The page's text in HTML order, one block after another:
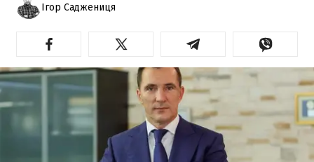
Ігор Саджениця